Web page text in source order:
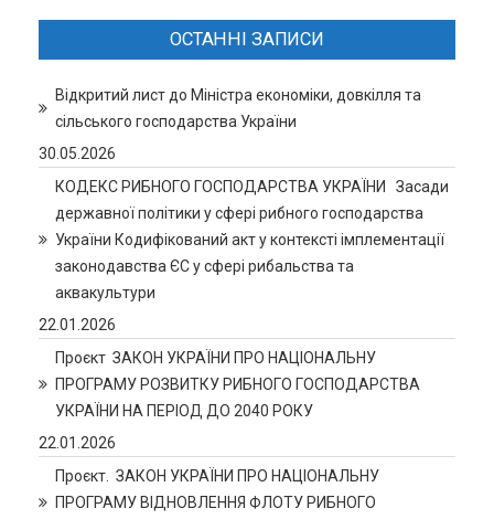
ОСТАННІ ЗАПИСИ
Відкритий лист до Міністра економіки, довкілля та
сільського господарства України
30.05.2026
КОДЕКС РИБНОГО ГОСПОДАРСТВА УКРАЇНИ Засади
державної політики у сфері рибного господарства
України Кодифікований акт у контексті імплементації
законодавства ЄС у сфері рибальства та
аквакультури
22.01.2026
Проєкт ЗАКОН УКРАЇНИ ПРО НАЦІОНАЛЬНУ
ПРОГРАМУ РОЗВИТКУ РИБНОГО ГОСПОДАРСТВА
УКРАЇНИ НА ПЕРІОД ДО 2040 РОКУ
22.01.2026
Проєкт. ЗАКОН УКРАЇНИ ПРО НАЦІОНАЛЬНУ
ПРОГРАМУ ВІДНОВЛЕННЯ ФЛОТУ РИБНОГО